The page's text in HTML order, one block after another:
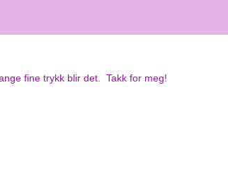
fine trykk blir det.  Takk for meg!